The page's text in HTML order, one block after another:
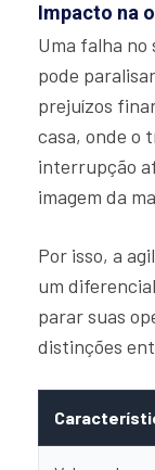
Impacto na
Uma falha no
pode
prejuízos
casa, onde o
interrupção
imagem da
Por isso, a
um
parar suas
distinções